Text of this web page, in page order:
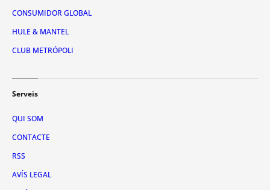
CONSUMIDOR GLOBAL
HULE & MANTEL
CLUB METRÓPOLI
Serveis
QUI SOM
CONTACTE
RSS
AVÍS LEGAL